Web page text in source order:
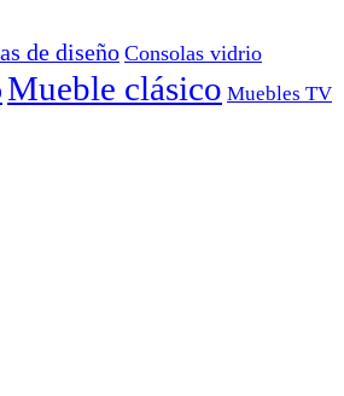
de diseño Consolas vidrio
Mueble clásico Muebles TV